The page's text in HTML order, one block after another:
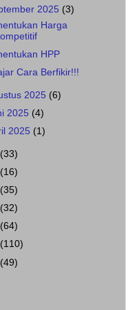
2025 (3)
Harga
HPP
Cara Berfikir!!!
2025 (6)
2025 (4)
2025 (1)
(33)
(16)
(35)
(32)
(64)
(110)
(49)